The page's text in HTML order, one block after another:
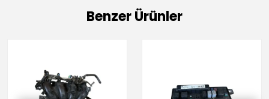
Benzer Ürünler